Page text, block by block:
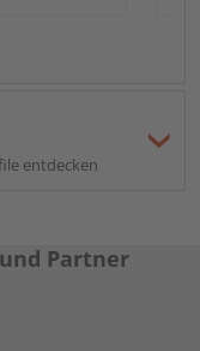
entdecken
Partner